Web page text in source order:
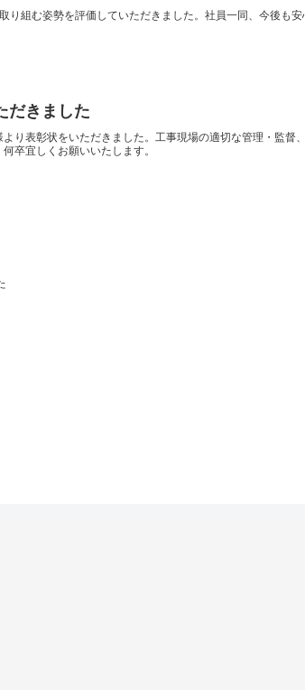
り組む姿勢を評価していただきました。社員一同、今後も
だきました
り表彰状をいただきました。工事現場の適切な管理・監
卒宜しくお願いいたします。